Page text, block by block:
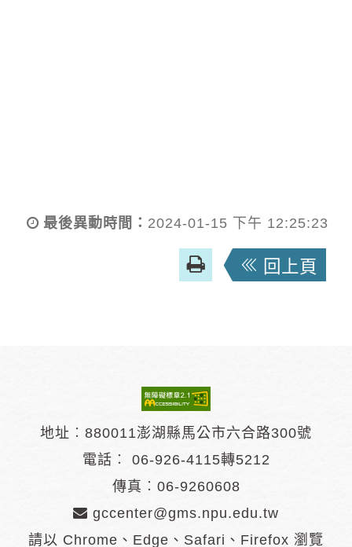
最後異動時間： 2024-01-15 下午 12:25:23
友
善
回上頁
地址︰880011澎湖縣馬公市六合路300號
電話︰ 06-926-4115轉5212
傳真︰06-9260608
gccenter@gms.npu.edu.tw
請以 Chrome、Edge、Safari、Firefox 瀏覽